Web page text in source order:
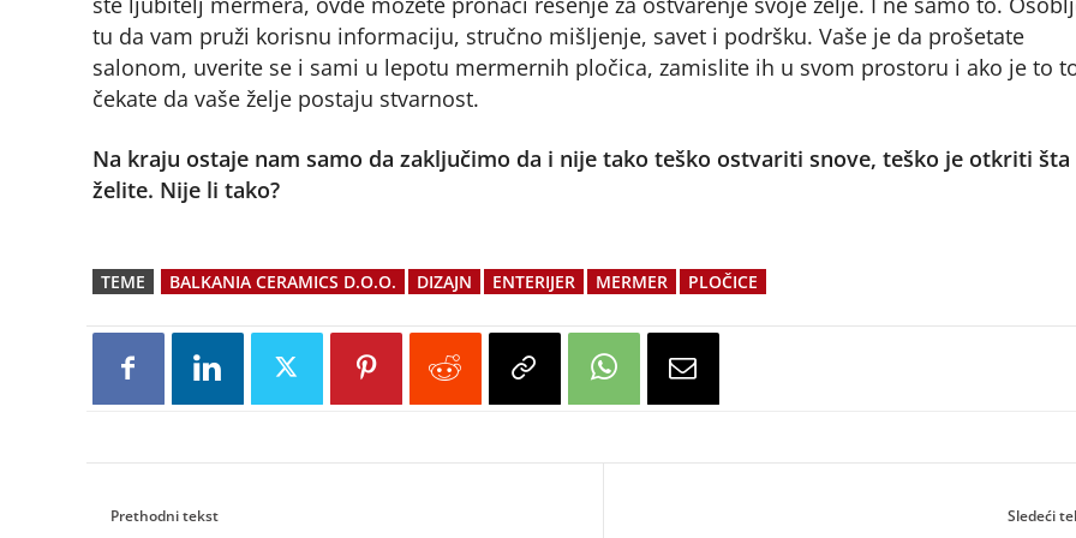
tu da vam pruži korisnu informaciju, stručno mišljenje, savet i podršku. Vaše je da prošetate
salonom, uverite se i sami u lepotu mermernih pločica, zamislite ih u svom prostoru i ako je to
čekate da vaše želje postaju stvarnost.
Na kraju ostaje nam samo da zaključimo da i nije tako teško ostvariti snove, teško je otkriti šta
želite. Nije li tako?
TEME BALKANIA CERAMICS D.O.O. DIZAJN ENTERIJER MERMER PLOČICE
Prethodni tekst Sledeći